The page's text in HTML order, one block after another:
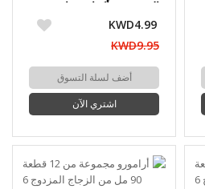
صحون
KWD4.99
KWD9.95
أضف لسلة التسوق
اشتري الآن